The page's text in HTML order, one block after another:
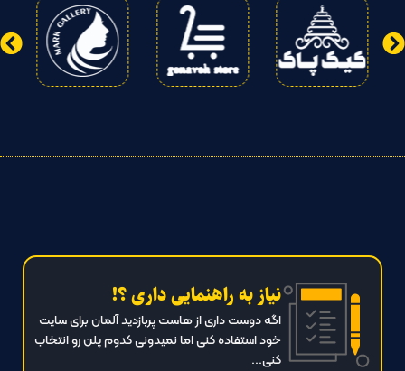
نیاز به راهنمایی داری ؟!
اگه دوست داری از هاست پربازدید آلمان برای سایت
خود استفاده کنی اما نمیدونی کدوم پلن رو انتخاب
کنی...